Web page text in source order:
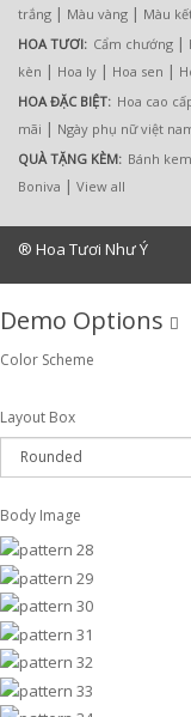
trắng | Màu vàng | Màu
HOA TƯƠI: Cẩm chướng |
kèn | Hoa ly | Hoa sen |
HOA ĐẶC BIỆT: Hoa cao
mãi | Ngày phụ nữ việt
QUÀ TẶNG KÈM: Bánh
Boniva | View all
® Hoa Tươi Như Ý
Demo Options
Color Scheme
Layout Box
Body Image